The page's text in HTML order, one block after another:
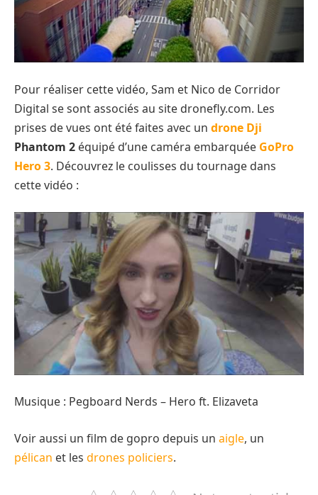
Pour réaliser cette vidéo, Sam et Nico de Corridor
Digital se sont associés au site dronefly.com. Les
prises de vues ont été faites avec un drone Dji
Phantom 2 équipé d’une caméra embarquée GoPro
Hero 3. Découvrez le coulisses du tournage dans
cette vidéo :
Musique : Pegboard Nerds – Hero ft. Elizaveta
Voir aussi un film de gopro depuis un aigle, un
pélican et les drones policiers.